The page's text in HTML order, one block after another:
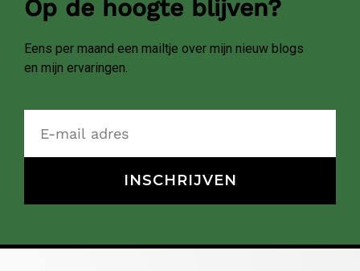
Op de hoogte blijven?
Eens per maand een mailtje over mijn nieuw blogs
en mijn ervaringen.
INSCHRIJVEN